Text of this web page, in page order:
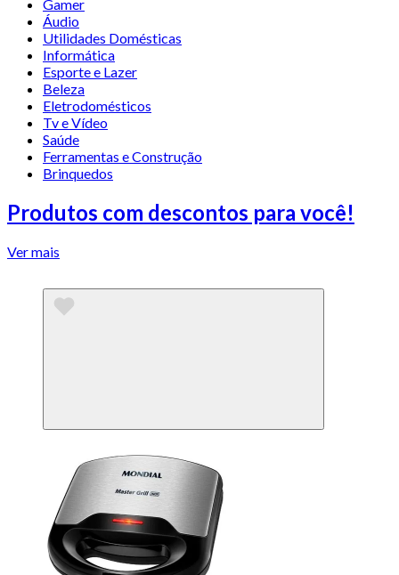
Gamer
Áudio
Utilidades Domésticas
Informática
Esporte e Lazer
Beleza
Eletrodomésticos
Tv e Vídeo
Saúde
Ferramentas e Construção
Brinquedos
Produtos com descontos para você!
Ver mais